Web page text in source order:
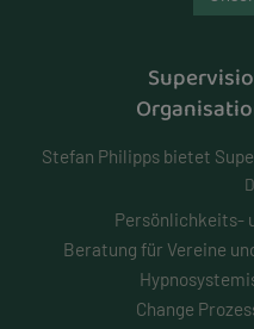
Stefan Philipps bietet
Persönlichkeits-
Beratung für Vereine
Change